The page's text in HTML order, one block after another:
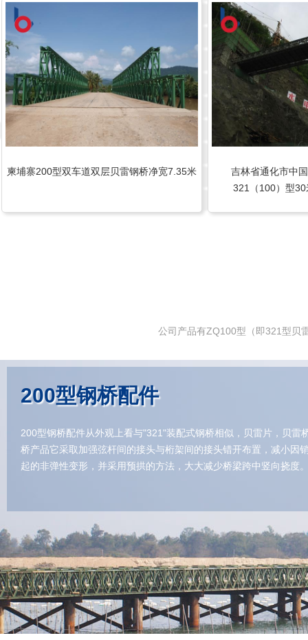
柬埔寨200型双车道双层贝雷钢桥净宽7.35米
吉林省通化市中
321（100）型
公司产品有ZQ100型（即321型贝
200型钢桥配件
200型钢桥配件从外观上看与"321"装配式钢桥相似，贝雷片，贝雷
桥产品它采取加强弦杆间的接头与桁架间的接头错开布置，减小因
起的非弹性变形，并采用预拱的方法，大大减少桥梁跨中竖向挠度